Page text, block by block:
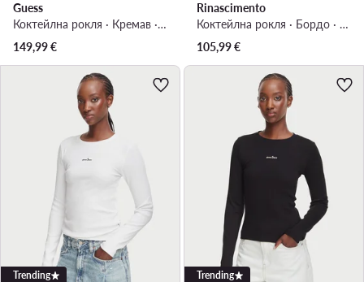
Guess
Коктейлна рокля · Кремав · Мини
149,99€
Rinascimento
Коктейлна рокля · Бордо · Мини
105,99€
Trending Trending